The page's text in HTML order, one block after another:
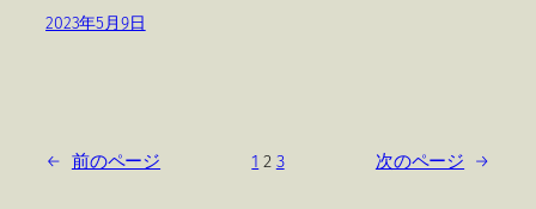
2023年5月9日
← 前のページ 1 2 3 次のページ →